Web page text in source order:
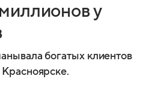
у
богатых клиентов